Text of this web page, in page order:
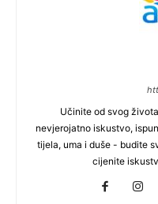
Učinite od svog
nevjerojatno iskustvo,
tijela, uma i duše - budite
cijenite